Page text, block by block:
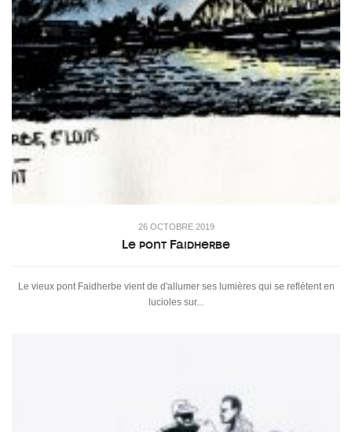
26 OCTOBRE 2019
Le pont Faidherbe
Le vieux pont Faidherbe vient de d'allumer ses lumières qui se reflètent en
lucioles sur...